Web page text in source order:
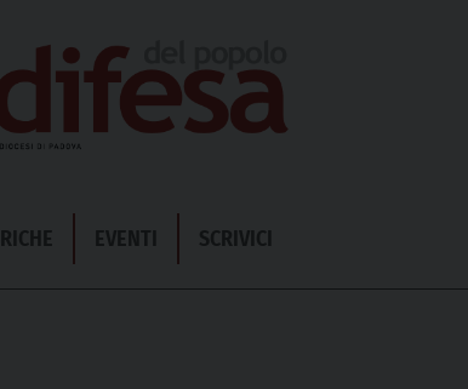
EVENTI SCRIVICI